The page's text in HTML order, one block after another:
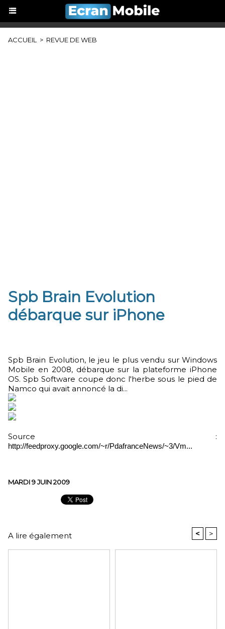
ACCUEIL > REVUE DE WEB
Spb Brain Evolution
débarque sur iPhone
Spb Brain Evolution, le jeu le plus vendu sur Windows
Mobile en 2008, débarque sur la plateforme iPhone
OS. Spb Software coupe donc l'herbe sous le pied de
Namco qui avait annoncé la di...
Source :
http://feedproxy.google.com/~r/PdafranceNews/~3/Vm...
MARDI 9 JUIN 2009
A lire également < >